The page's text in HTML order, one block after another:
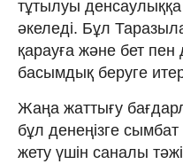
тұтылуы
әкеледі. Бұл
қарауға және бет пен
басымдық беруге
Жаңа жаттығу
бұл денеңізге сымбат
жету үшін саналы